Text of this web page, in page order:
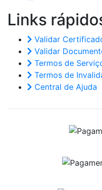
Links
Validar
Validar
Termos de
Termos de
Central de Ajuda